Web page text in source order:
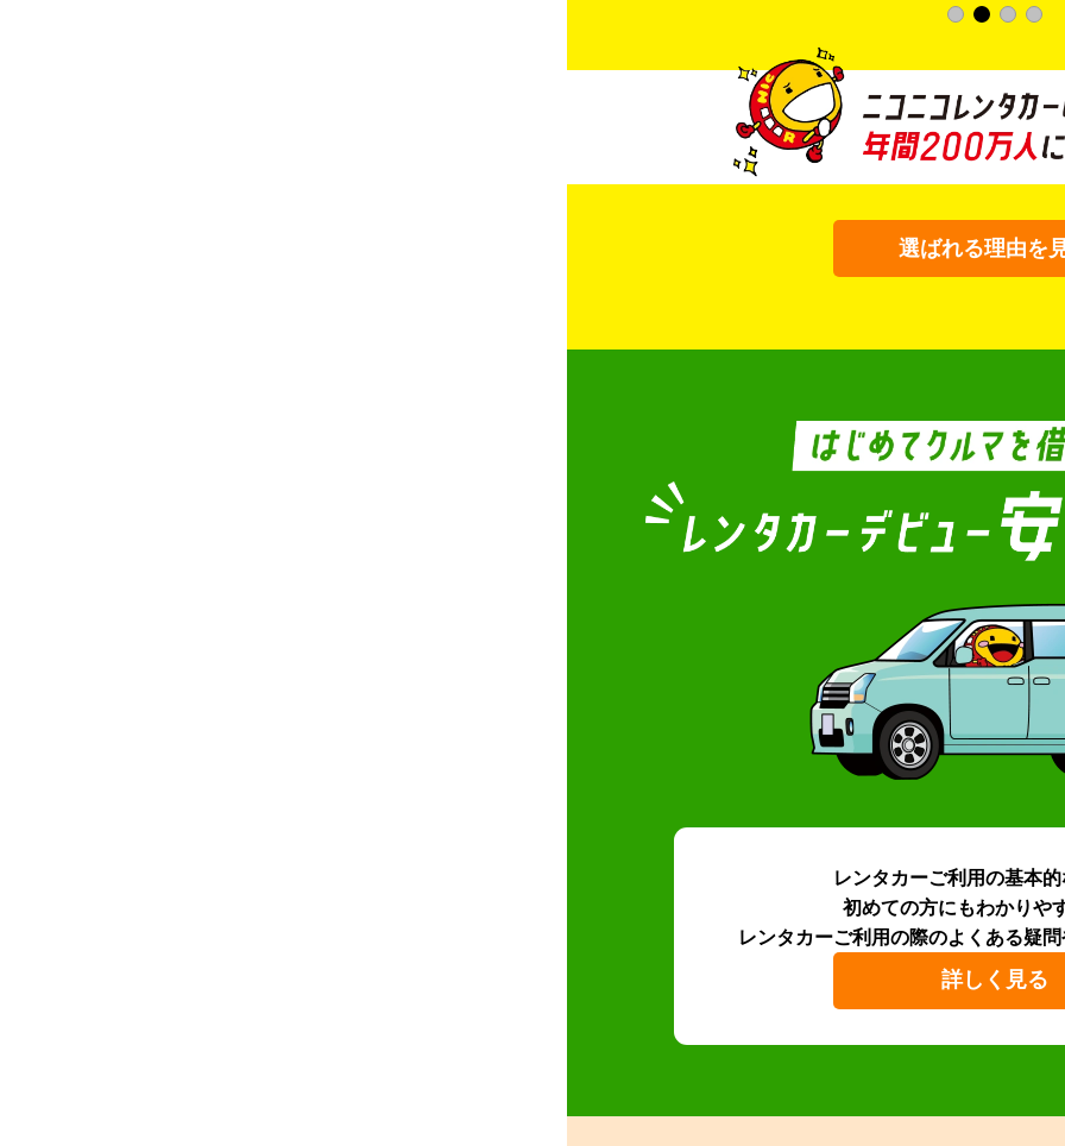
選ばれる理由を
レンタカーご利用の基本
初めての方にもわかりや
レンタカーご利用の際のよくある疑問
詳しく見る